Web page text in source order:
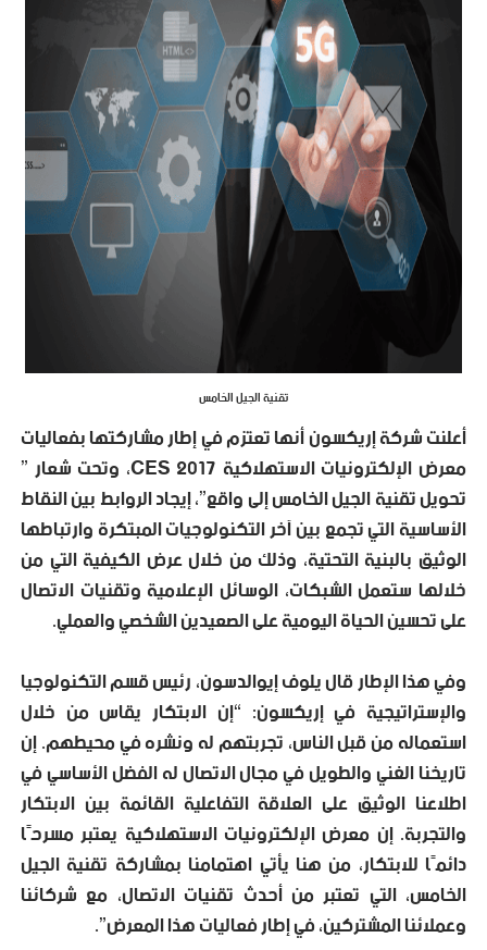
تقنية الجيل الخامس
أعلنت شركة إريكسون أنها تعتزم في إطار مشاركتها بفعاليات
معرض الإلكترونيات الاستهلاكية CES 2017، وتحت شعار ”
تحويل تقنية الجيل الخامس إلى واقع”، إيجاد الروابط بين النقاط
الأساسية التي تجمع بين آخر التكنولوجيات المبتكرة وارتباطها
الوثيق بالبنية التحتية، وذلك من خلال عرض الكيفية التي من
خلالها ستعمل الشبكات، الوسائل الإعلامية وتقنيات الاتصال
على تحسين الحياة اليومية على الصعيدين الشخصي والعملي.
وفي هذا الإطار قال يلوف إيوالدسون، رئيس قسم التكنولوجيا
والإستراتيجية في إريكسون: “إن الابتكار يقاس من خلال
استعماله من قبل الناس، تجربتهم له ونشره في محيطهم. إن
تاريخنا الغني والطويل في مجال الاتصال له الفضل الأساسي في
اطلاعنا الوثيق على العلاقة التفاعلية القائمة بين الابتكار
والتجربة. إن معرض الإلكترونيات الاستهلاكية يعتبر مسرحًا
دائمًا للابتكار، من هنا يأتي اهتمامنا بمشاركة تقنية الجيل
الخامس، التي تعتبر من أحدث تقنيات الاتصال، مع شركائنا
وعملائنا المشتركين، في إطار فعاليات هذا المعرض”.